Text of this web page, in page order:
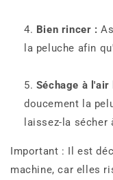
Bien rincer :
la peluche afin
Séchage à l'air
doucement la
laissez-la
Important : Il est
machine, car elles